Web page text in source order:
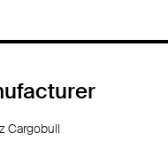
Cargobull